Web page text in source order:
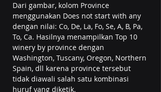
Dari gambar, kolom Province
menggunakan Does not start with any
dengan nilai: Co, De, La, Fo, Se, A, B, Pa,
To, Ca. Hasilnya menampilkan Top 10
winery by province dengan
Washington, Tuscany, Oregon, Northern
Spain, dll karena province tersebut
tidak diawali salah satu kombinasi
huruf yang diketik.